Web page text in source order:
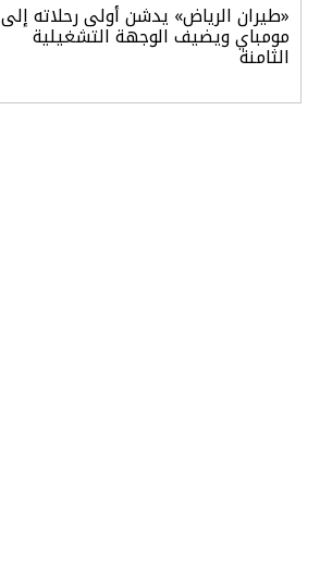
«طيران الرياض» يدشن أولى رحلاته إلى
مومباي ويضيف الوجهة التشغيلية
الثامنة